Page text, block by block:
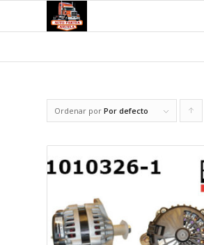
Ordenar por Por defecto
de
forma